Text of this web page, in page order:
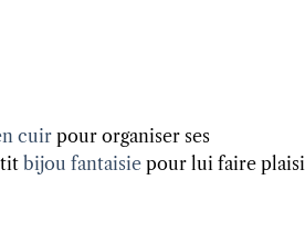
cuir pour organiser ses
bijou fantaisie pour lui faire